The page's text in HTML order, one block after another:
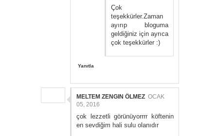
Çok
teşekkürler.Zaman
ayırıp bloguma
geldiğiniz için ayrıca
çok teşekkürler :)
Yanıtla
MELTEM ZENGIN ÖLMEZ OCAK
05, 2016
çok lezzetli görünüyorrrr köftenin
en sevdiğim hali sulu olanıdır